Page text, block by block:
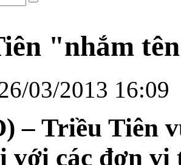
vàng trầm lắng
đắc 338 triệu USD
Pui
béo
người tình trẻ của chị
"nhắm
03/2013 16:09
– Triều Tiên
với các đơn